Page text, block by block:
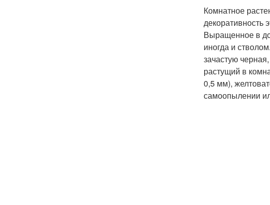
Комнатное
декоративность
Выращенное в
иногда и
зачастую
растущий в
0,5 мм),
самоопылении